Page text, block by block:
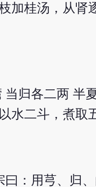
加桂汤，从肾
当归各二两 半
水二斗，煮取
曰：用芎、归